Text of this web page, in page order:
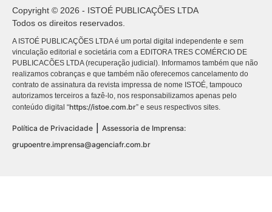
Copyright © 2026 - ISTOÉ PUBLICAÇÕES LTDA
Todos os direitos reservados.
A ISTOÉ PUBLICAÇÕES LTDA é um portal digital independente e sem
vinculação editorial e societária com a EDITORA TRES COMÉRCIO DE
PUBLICACÕES LTDA (recuperação judicial). Informamos também que não
realizamos cobranças e que também não oferecemos cancelamento do
contrato de assinatura da revista impressa de nome ISTOÉ, tampouco
autorizamos terceiros a fazê-lo, nos responsabilizamos apenas pelo
conteúdo digital “https://istoe.com.br” e seus respectivos sites.
Política de Privacidade
Assessoria de Imprensa:
grupoentre.imprensa@agenciafr.com.br